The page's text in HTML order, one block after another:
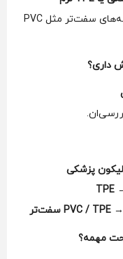
اگر تجربه داری → می‌تونی گزینه‌های سفت‌تر مثل PVC
داری؟
پزشکی
TPE
PVC / TPE سفت‌تر
مهمه؟